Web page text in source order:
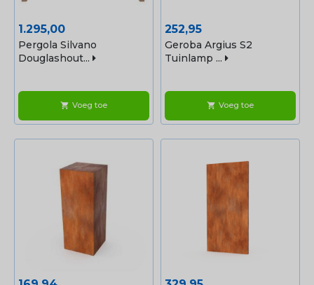
Prijs
1.295,00
Pergola Silvano
Douglashout...
shopping_cart Voeg toe
Prijs
252,95
Geroba Argius S2
Tuinlamp ...
shopping_cart Voeg toe